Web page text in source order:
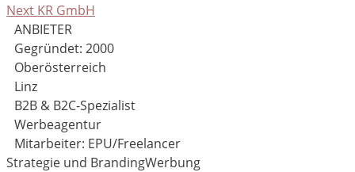
Next KR GmbH
ANBIETER
Gegründet: 2000
Oberösterreich
Linz
B2B & B2C-Spezialist
Werbeagentur
Mitarbeiter: EPU/Freelancer
Strategie und BrandingWerbung